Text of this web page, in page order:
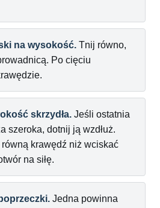
na wysokość. Tnij równo,
Po cięciu
skrzydła. Jeśli ostatnia
szeroka, dotnij ją wzdłuż.
równą krawędź niż wciskać
na siłę.
Jedna powinna